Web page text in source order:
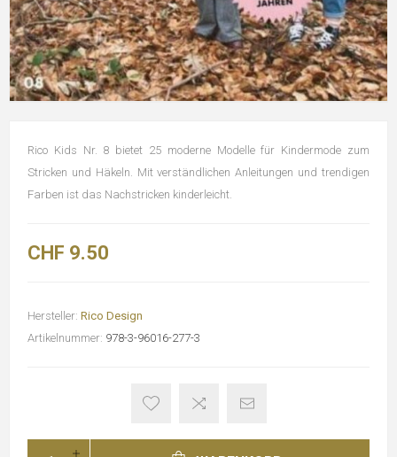
Rico Kids Nr. 8 bietet 25 moderne Modelle für Kindermode zum
Stricken und Häkeln. Mit verständlichen Anleitungen und trendigen
Farben ist das Nachstricken kinderleicht.
CHF 9.50
Hersteller: Rico Design
Artikelnummer: 978-3-96016-277-3